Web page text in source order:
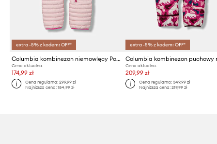
extra -5% z kodem: OFF*
Columbia kombinezon niemowlęcy Powder Lite Reversible Bunting
Cena aktualna:
174,99 zł
Cena regularna:299,99 zł
Najniższa cena:184,99 zł
extra -5% z kodem: OFF*
Cena aktualna:
209,99 zł
Cena regularna: 349,99 zł
Najniższa cena: 219,99 zł